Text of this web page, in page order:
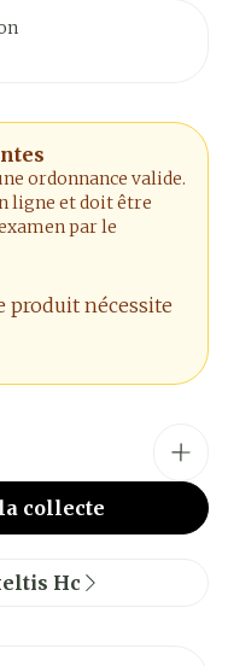
ordonnance valide.
ligne et doit être
par le
produit nécessite
collecte
Hc